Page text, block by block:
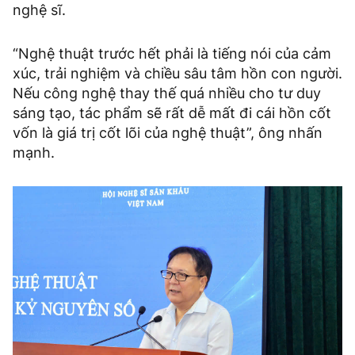
nghệ sĩ.
“Nghệ thuật trước hết phải là tiếng nói của cảm
xúc, trải nghiệm và chiều sâu tâm hồn con người.
Nếu công nghệ thay thế quá nhiều cho tư duy
sáng tạo, tác phẩm sẽ rất dễ mất đi cái hồn cốt
vốn là giá trị cốt lõi của nghệ thuật”, ông nhấn
mạnh.